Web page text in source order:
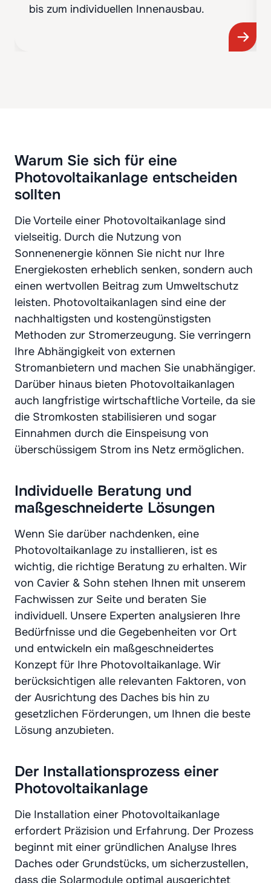
bis zum individuellen Innenausbau.
Warum Sie sich für eine
Photovoltaikanlage entscheiden
sollten
Die Vorteile einer Photovoltaikanlage sind
vielseitig. Durch die Nutzung von
Sonnenenergie können Sie nicht nur Ihre
Energiekosten erheblich senken, sondern auch
einen wertvollen Beitrag zum Umweltschutz
leisten. Photovoltaikanlagen sind eine der
nachhaltigsten und kostengünstigsten
Methoden zur Stromerzeugung. Sie verringern
Ihre Abhängigkeit von externen
Stromanbietern und machen Sie unabhängiger.
Darüber hinaus bieten Photovoltaikanlagen
auch langfristige wirtschaftliche Vorteile, da sie
die Stromkosten stabilisieren und sogar
Einnahmen durch die Einspeisung von
überschüssigem Strom ins Netz ermöglichen.
Individuelle Beratung und
maßgeschneiderte Lösungen
Wenn Sie darüber nachdenken, eine
Photovoltaikanlage zu installieren, ist es
wichtig, die richtige Beratung zu erhalten. Wir
von Cavier & Sohn stehen Ihnen mit unserem
Fachwissen zur Seite und beraten Sie
individuell. Unsere Experten analysieren Ihre
Bedürfnisse und die Gegebenheiten vor Ort
und entwickeln ein maßgeschneidertes
Konzept für Ihre Photovoltaikanlage. Wir
berücksichtigen alle relevanten Faktoren, von
der Ausrichtung des Daches bis hin zu
gesetzlichen Förderungen, um Ihnen die beste
Lösung anzubieten.
Der Installationsprozess einer
Photovoltaikanlage
Die Installation einer Photovoltaikanlage
erfordert Präzision und Erfahrung. Der Prozess
beginnt mit einer gründlichen Analyse Ihres
Daches oder Grundstücks, um sicherzustellen,
dass die Solarmodule optimal ausgerichtet